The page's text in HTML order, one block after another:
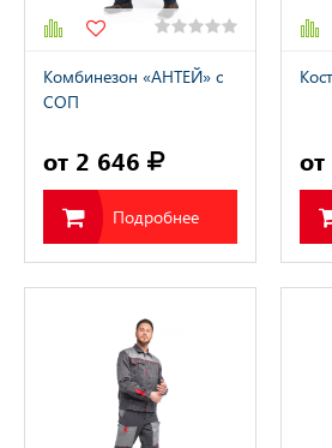
Комбинезон «АНТЕЙ» с
СОП
от 2 646
Подробнее